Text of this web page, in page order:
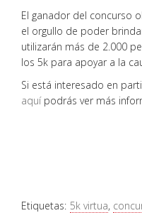
El ganador del concurso
el orgullo de poder
utilizarán más de 2.000
los 5k para apoyar a la
Si está interesado en
aquípodrás ver más
Etiquetas: 5k virtua,